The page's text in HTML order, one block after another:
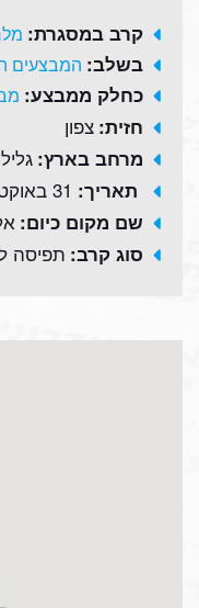
קרב במסגרת:
בשלב: המבצעים
כחלק ממבצע:
חזית: צפון
מרחב בארץ:
תאריך: 31 באוקטובר 1948
שם מקום כיום:
סוג קרב: תפיסה